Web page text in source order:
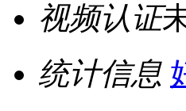
视频认证
统计信息